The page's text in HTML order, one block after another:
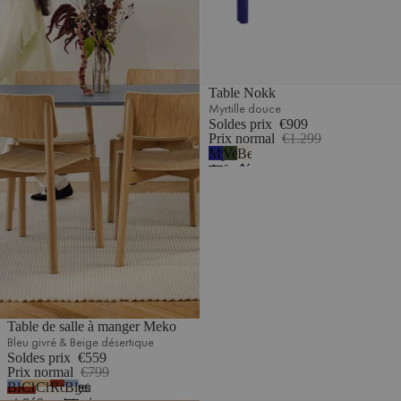
Table de salle à manger Meko
Bleu givré & Beige désertique
Soldes prix €559
Prix normal €799
BleuChêne
Chêne
Rouge
Bleu
1
Table Nokk
Myrtille douce
Soldes prix €909
Prix normal €1.299
Myrtille
douce
Vert
forêt
Beige
désertique